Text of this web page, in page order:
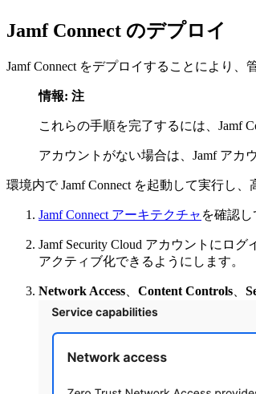
Jamf Connect のデプロイ
Jamf Connect をデプロイすることにより
情報: 注
これらの手順を完了するには、Jamf
アカウントがない場合は、Jamf ア
環境内で Jamf Connect を起動して実行し
Jamf Connect アーキテクチャ を確認
Jamf Security Cloud アカウントにログ
アクティブ化できるようにします。
Network Access、 Content Controls、